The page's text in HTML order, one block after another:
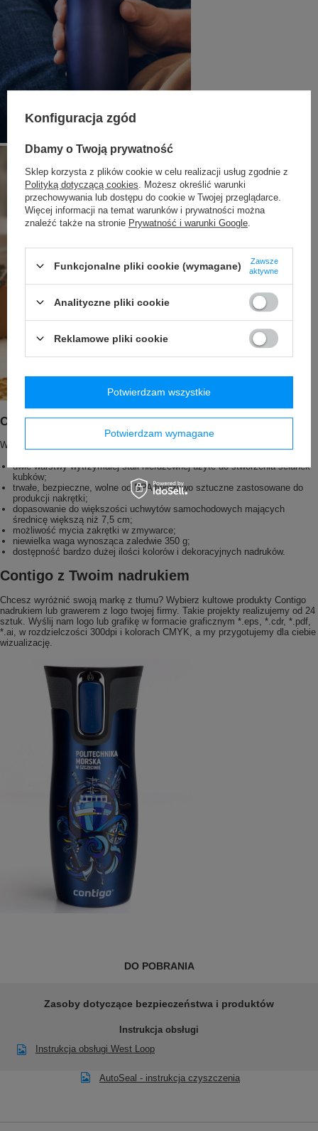
Contigo West Loop 2.0 zalety
West Loop to kubek, który kupujesz raz na kilka długich lat.
dwie warstwy wytrzymałej stali nierdzewnej użyte do stworzenia ścianek
kubków;
trwałe, bezpieczne, wolne od BPA tworzywo sztuczne zastosowane do
produkcji nakrętki;
dopasowanie do większości uchwytów samochodowych mających
średnicę większą niż 7,5 cm;
możliwość mycia zakrętki w zmywarce;
niewielka waga wynosząca zaledwie 350 g;
dostępność bardzo dużej ilości kolorów i dekoracyjnych nadruków.
Contigo z Twoim nadrukiem
Chcesz wyróżnić swoją markę z tłumu? Wybierz kultowe produkty Contigo
nadrukiem lub grawerem z logo twojej firmy. Takie projekty realizujemy od 24
sztuk. Wyślij nam logo lub grafikę w formacie graficznym *.eps, *.cdr, *.pdf,
*.ai, w rozdzielczości 300dpi i kolorach CMYK, a my przygotujemy dla ciebie
wizualizację.
DO POBRANIA
Zasoby dotyczące bezpieczeństwa i produktów
Instrukcja obsługi
Instrukcja obsługi West Loop
AutoSeal - instrukcja czyszczenia
Konfiguracja zgód
Dbamy o Twoją prywatność
Sklep korzysta z plików cookie w celu realizacji usług zgodnie z
Polityką dotyczącą cookies . Możesz określić warunki
przechowywania lub dostępu do cookie w Twojej przeglądarce.
Więcej informacji na temat warunków i prywatności można
znaleźć także na stronie Prywatność i warunki Google
Funkcjonalne pliki cookie (wymagane)
Zawsze
aktywne
Analityczne pliki cookie
Reklamowe pliki cookie
Potwierdzam wymagane
Potwierdzam wszystkie